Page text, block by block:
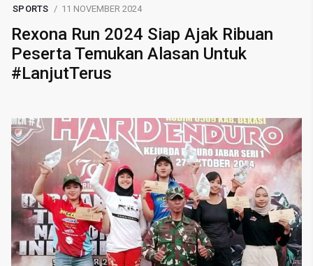
SPORTS 11 NOVEMBER 2024
Rexona Run 2024 Siap Ajak Ribuan
Peserta Temukan Alasan Untuk
#LanjutTerus